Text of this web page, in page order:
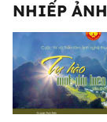
NHIẾP ẢNH